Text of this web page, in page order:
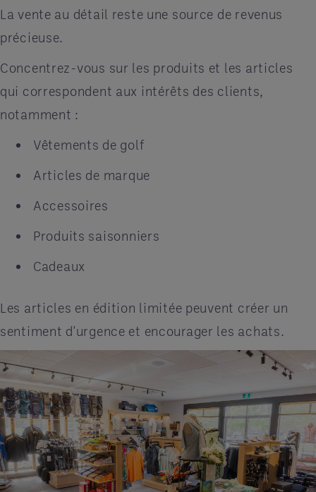
La vente au détail reste une source de revenus
précieuse.
Concentrez-vous sur les produits et les articles
qui correspondent aux intérêts des clients,
notamment :
Vêtements de golf
Articles de marque
Accessoires
Produits saisonniers
Cadeaux
Les articles en édition limitée peuvent créer un
sentiment d'urgence et encourager les achats.